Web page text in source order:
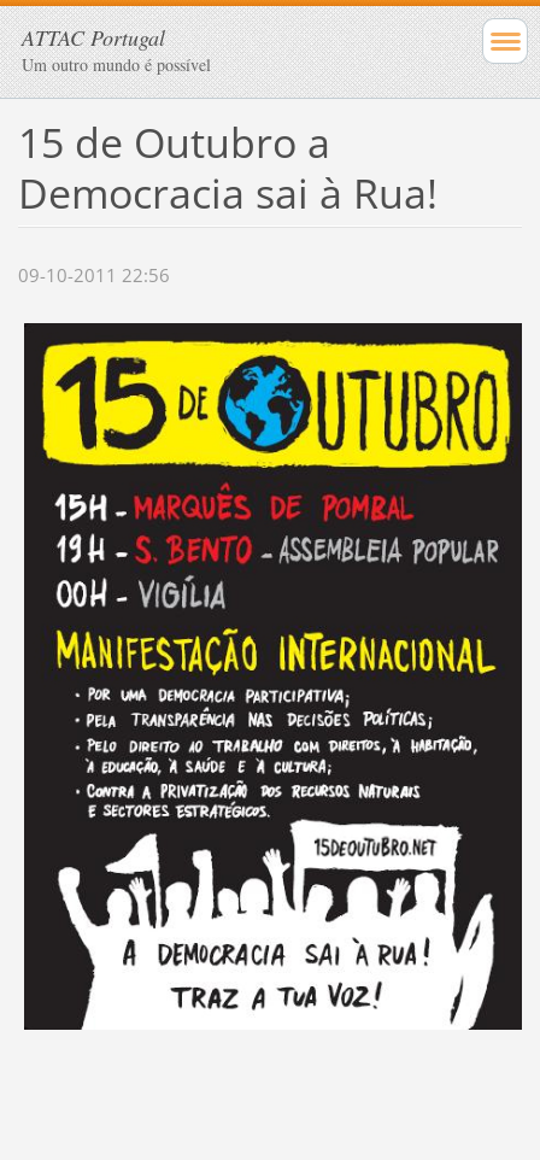
ATTAC Portugal
Um outro mundo é possível
15 de Outubro a
Democracia sai à Rua!
09-10-2011 22:56